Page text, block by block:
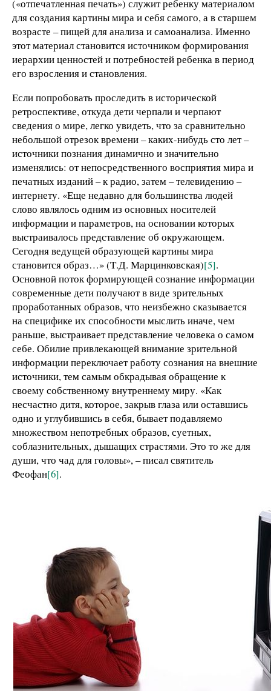
(«отпечатленная печать») служит ребенку материалом
для создания картины мира и себя самого, а в старшем
возрасте – пищей для анализа и самоанализа. Именно
этот материал становится источником формирования
иерархии ценностей и потребностей ребенка в период
его взросления и становления.
Если попробовать проследить в исторической
ретроспективе, откуда дети черпали и черпают
сведения о мире, легко увидеть, что за сравнительно
небольшой отрезок времени – каких-нибудь сто лет –
источники познания динамично и значительно
изменялись: от непосредственного восприятия мира и
печатных изданий – к радио, затем – телевидению –
интернету. «Еще недавно для большинства людей
слово являлось одним из основных носителей
информации и параметров, на основании которых
выстраивалось представление об окружающем.
Сегодня ведущей образующей картины мира
становится образ…» (Т.Д. Марцинковская)[5].
Основной поток формирующей сознание информации
современные дети получают в виде зрительных
проработанных образов, что неизбежно сказывается
на специфике их способности мыслить иначе, чем
раньше, выстраивает представление человека о самом
себе. Обилие привлекающей внимание зрительной
информации переключает работу сознания на внешние
источники, тем самым обкрадывая обращение к
своему собственному внутреннему миру. «Как
несчастно дитя, которое, закрыв глаза или оставшись
одно и углубившись в себя, бывает подавляемо
множеством непотребных образов, суетных,
соблазнительных, дышащих страстями. Это то же для
души, что чад для головы», – писал святитель
Феофан[6].